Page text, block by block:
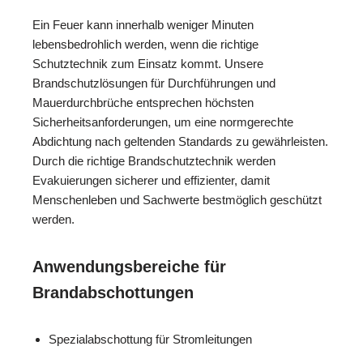
Ein Feuer kann innerhalb weniger Minuten
lebensbedrohlich werden, wenn die richtige
Schutztechnik zum Einsatz kommt. Unsere
Brandschutzlösungen für Durchführungen und
Mauerdurchbrüche entsprechen höchsten
Sicherheitsanforderungen, um eine normgerechte
Abdichtung nach geltenden Standards zu gewährleisten.
Durch die richtige Brandschutztechnik werden
Evakuierungen sicherer und effizienter, damit
Menschenleben und Sachwerte bestmöglich geschützt
werden.
Anwendungsbereiche für
Brandabschottungen
Spezialabschottung für Stromleitungen